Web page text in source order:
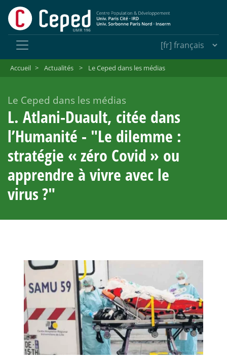
Accueil > Actualités > Le Ceped dans les médias
Le Ceped dans les médias
L. Atlani-Duault, citée dans
l’Humanité - "Le dilemme :
stratégie «zéro Covid » ou
apprendre à vivre avec le
virus?"